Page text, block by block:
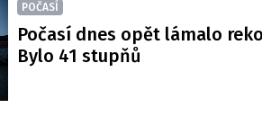
POČASÍ
Počasí dnes opět lámalo
Bylo 41 stupňů